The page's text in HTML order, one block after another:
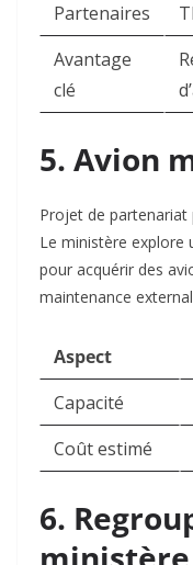
Partenaires
Avantage
clé
5. Avion
Projet de
Le ministère explore
pour acquérir des
maintenance
Aspect
Capacité
Coût estimé
6.